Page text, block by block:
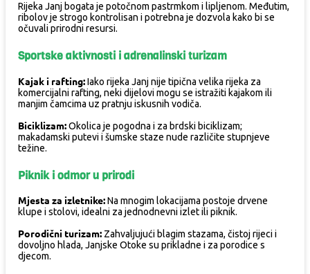
Rijeka Janj bogata je potočnom pastrmkom i lipljenom. Međutim,
ribolov je strogo kontrolisan i potrebna je dozvola kako bi se
očuvali prirodni resursi.
Sportske aktivnosti i adrenalinski turizam
Kajak i rafting:Iako rijeka Janj nije tipična velika rijeka za
komercijalni rafting, neki dijelovi mogu se istražiti kajakom ili
manjim čamcima uz pratnju iskusnih vodiča.
Biciklizam:Okolica je pogodna i za brdski biciklizam;
makadamski putevi i šumske staze nude različite stupnjeve
težine.
Piknik i odmor u prirodi
Mjesta za izletnike:Na mnogim lokacijama postoje drvene
klupe i stolovi, idealni za jednodnevni izlet ili piknik.
Porodični turizam: Zahvaljujući blagim stazama, čistoj rijeci i
dovoljno hlada, Janjske Otoke su prikladne i za porodice s
djecom.